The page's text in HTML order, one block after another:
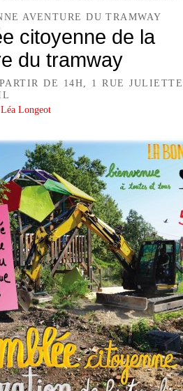
AVENTURE DU TRAMWAY
citoyenne de la
du tramway
DE 14H, 1 RUE JULIETTE
Léa Longeot